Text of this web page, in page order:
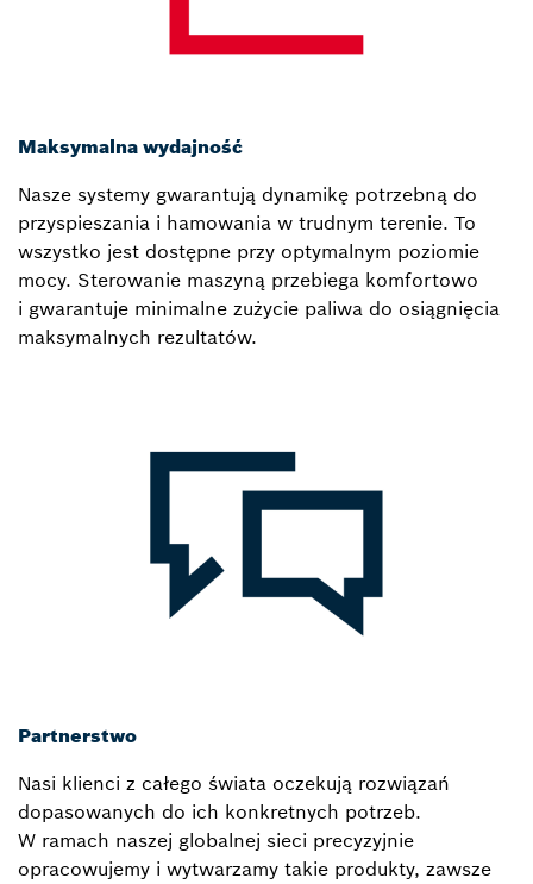
Maksymalna wydajność
Nasze systemy gwarantują dynamikę potrzebną do
przyspieszania i hamowania w trudnym terenie. To
wszystko jest dostępne przy optymalnym poziomie
mocy. Sterowanie maszyną przebiega komfortowo
i gwarantuje minimalne zużycie paliwa do osiągnięcia
maksymalnych rezultatów.
Partnerstwo
Nasi klienci z całego świata oczekują rozwiązań
dopasowanych do ich konkretnych potrzeb.
W ramach naszej globalnej sieci precyzyjnie
opracowujemy i wytwarzamy takie produkty, zawsze